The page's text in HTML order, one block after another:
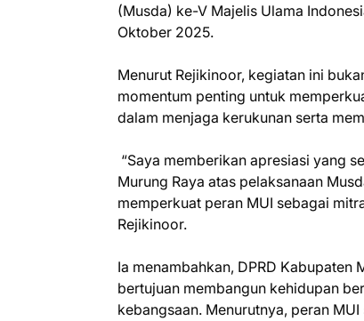
(Musda) ke-V Majelis Ulama
Oktober 2025.
Menurut Rejikinoor, kegiatan ini
momentum penting untuk
dalam menjaga kerukunan serta
“Saya memberikan apresiasi yang
Murung Raya atas pelaksanaan
memperkuat peran MUI sebagai
Rejikinoor.
Ia menambahkan, DPRD Kabupaten
bertujuan membangun kehidupan
kebangsaan. Menurutnya, peran